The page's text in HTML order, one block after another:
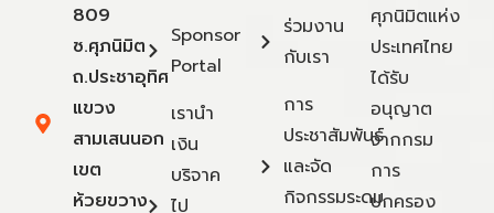
809
ซ.ศุภนิมิต
ถ.ประชาอุทิศ
แขวง
สามเสนนอก
เขต
ห้วยขวาง
Sponsor
Portal
เรานำ
เงิน
บริจาค
ไป
ร่วมงาน
กับเรา
การ
ประชาสัมพันธ์
และจัด
กิจกรรมระดม
ศุภนิมิตแห่ง
ประเทศไทย
ได้รับ
อนุญาต
จากกรม
การ
ปกครอง